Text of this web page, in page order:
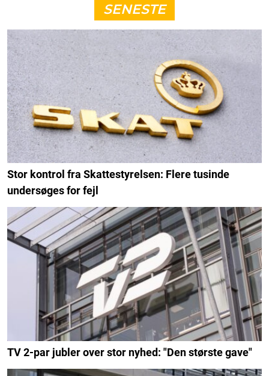
SENESTE
Stor kontrol fra Skattestyrelsen: Flere tusinde
undersøges for fejl
TV 2-par jubler over stor nyhed: "Den største gave"